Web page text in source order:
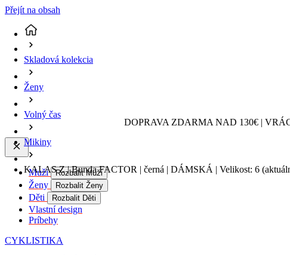
Přejít na obsah
DOPRAVA ZDARMA NAD 130€ |
Muži Rozbalit Muži
Ženy Rozbalit Ženy
Děti Rozbalit Děti
Vlastní design
Príbehy
CYKLISTIKA
Skladová kolekcia
Ženy
Volný čas
Mikiny
KALAS Z | Bunda FACTOR | černá | DÁMSKÁ | Velikost: 6